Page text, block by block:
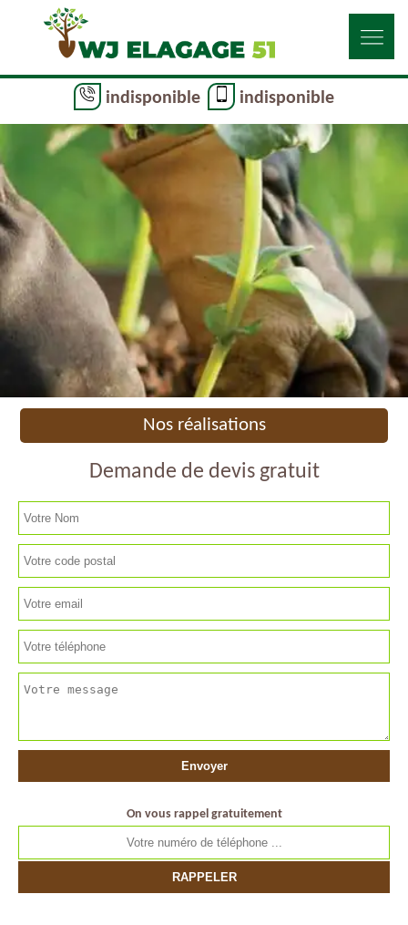
indisponible indisponible
Nos réalisations
Demande de devis gratuit
On vous rappel gratuitement